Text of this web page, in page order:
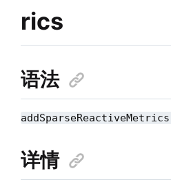
rics
语法
详情